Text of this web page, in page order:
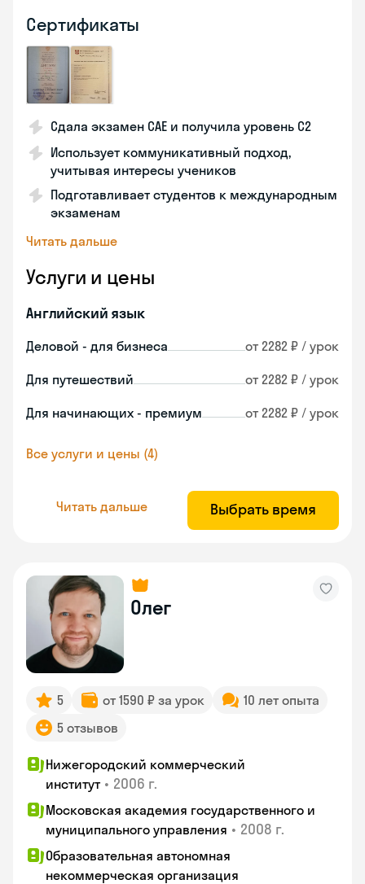
Сертификаты
Сдала экзамен CAE и получила уровень С2
Использует коммуникативный подход,
учитывая интересы учеников
Подготавливает студентов к международным
экзаменам
Читать дальше
Услуги и цены
Английский язык
Деловой - для бизнеса от 2282 ₽ / урок
Для путешествий от 2282 ₽ / урок
Для начинающих - премиум от 2282 ₽ / урок
Все услуги и цены (4)
Читать дальше Выбрать время
Олег
5 от 1590 ₽ за урок
10 лет опыта
5 отзывов
Нижегородский коммерческий
институт • 2006 г.
Московская академия государственного и
муниципального управления • 2008 г.
Образовательная автономная
некоммерческая организация